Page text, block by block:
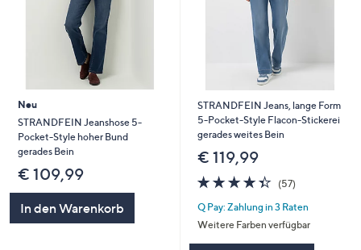
diese
anzuzeigen.
Neu
STRANDFEIN Jeanshose 5-
Pocket-Style hoher Bund
gerades Bein
€ 109,99
In den Warenkorb
STRANDFEIN Jeans, lange Form
5-Pocket-Style Flacon-Stickerei
gerades weites Bein
€ 119,99
4.3
von
5
(57)57
Q Pay: Zahlung in 3 Raten
Weitere Farben verfügbar